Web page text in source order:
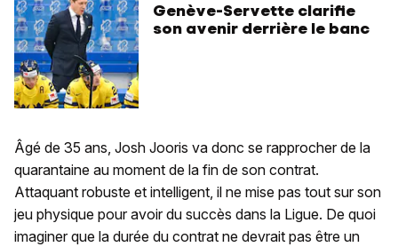
Genève-Servette clarifie
son avenir derrière le banc
Âgé de 35 ans, Josh Jooris va donc se rapprocher de la
quarantaine au moment de la fin de son contrat.
Attaquant robuste et intelligent, il ne mise pas tout sur son
jeu physique pour avoir du succès dans la Ligue. De quoi
imaginer que la durée du contrat ne devrait pas être un